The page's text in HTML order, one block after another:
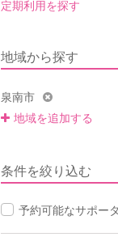
定期利用を探す
地域から探す
泉南市
地域を追加する
条件を絞り込む
予約可能なサポー